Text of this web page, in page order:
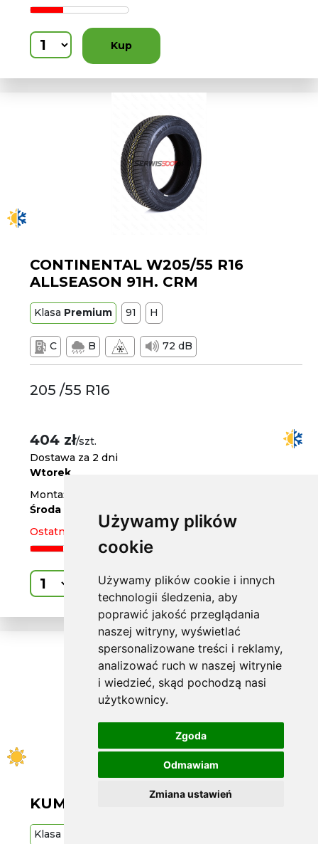
Używamy plików
cookie
Używamy plików cookie i innych
technologii śledzenia, aby
poprawić jakość przeglądania
naszej witryny, wyświetlać
spersonalizowane treści i reklamy,
analizować ruch w naszej witrynie
i wiedzieć, skąd pochodzą nasi
użytkownicy.
Zgoda
Odmawiam
Zmiana ustawień
Kup
CONTINENTAL W205/55 R16
ALLSEASON 91H. CRM
Klasa Premium 91 H
C B 72 dB
205 /55 R16
404 zł/szt.
Dostawa za 2 dni
Wtorek
Montaż w serwisie za 3 dni
Środa
Ostatnia sztuka
Kup
KUMHO L205/55 R16 HS52 94V XL
Klasa